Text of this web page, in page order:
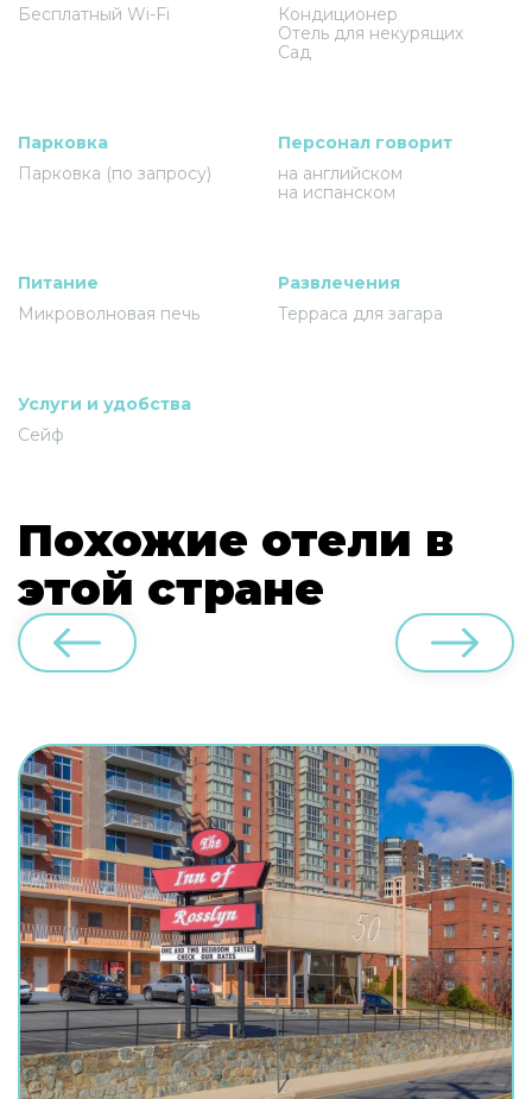
Бесплатный Wi-Fi
Кондиционер
Отель для некурящих
Сад
Парковка
Парковка (по запросу)
Персонал говорит
на английском
на испанском
Питание
Микроволновая печь
Развлечения
Терраса для загара
Услуги и удобства
Сейф
Похожие отели в
этой стране